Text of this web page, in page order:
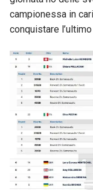
campionessa in
conquistare